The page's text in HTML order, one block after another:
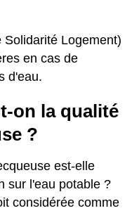
Solidarité Logement)
en cas de
d'eau.
on la qualité
?
est-elle
sur l'eau potable ?
considérée comme